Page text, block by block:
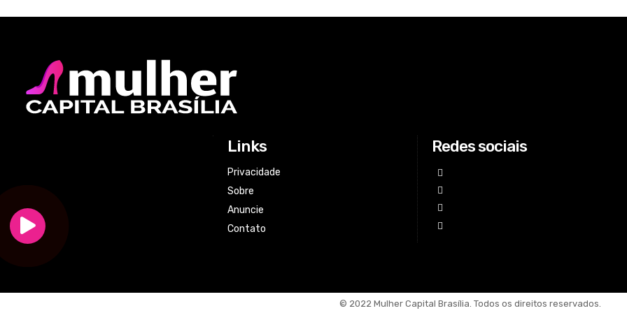
Links
Privacidade
Sobre
Anuncie
Contato
Redes sociais
© 2022 Mulher Capital Brasília. Todos os direitos reservados.